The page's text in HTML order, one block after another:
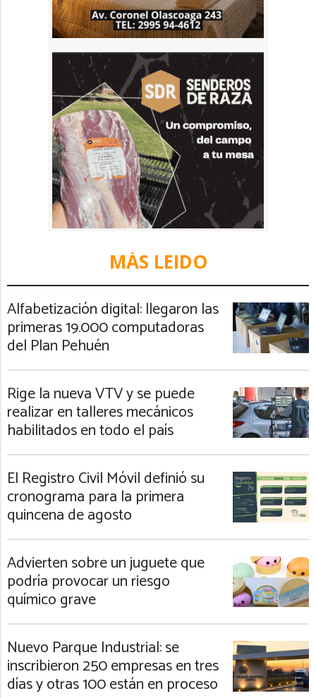
MÁS LEIDO
Alfabetización digital: llegaron las
primeras 19.000 computadoras
del Plan Pehuén
Rige la nueva VTV y se puede
realizar en talleres mecánicos
habilitados en todo el país
El Registro Civil Móvil definió su
cronograma para la primera
quincena de agosto
Advierten sobre un juguete que
podría provocar un riesgo
químico grave
Nuevo Parque Industrial: se
inscribieron 250 empresas en tres
días y otras 100 están en proceso